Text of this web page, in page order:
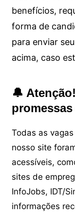
benefícios,
forma de
para enviar
acima, caso
🔔
Todas as
nosso site
acessíveis,
sites de
InfoJobs, IDT/
informações